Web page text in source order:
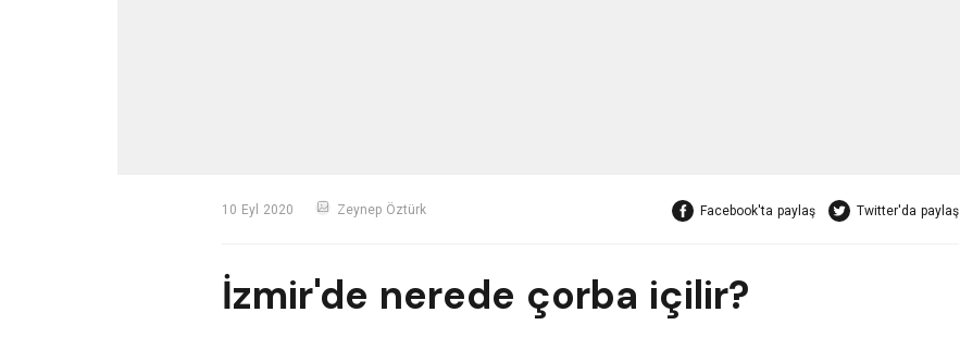
10 Eyl 2020 Zeynep Öztürk Facebook'ta paylaş Twitter'da paylaş
İzmir'de nerede çorba içilir?